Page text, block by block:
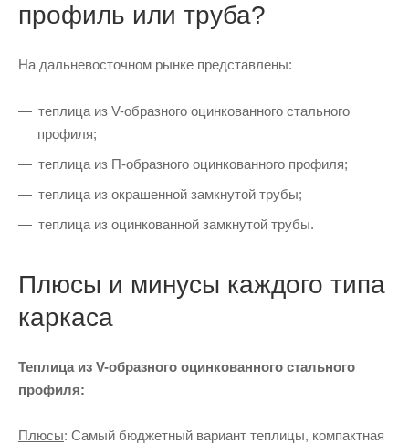
профиль или труба?
На дальневосточном рынке представлены:
теплица из V-образного оцинкованного стального
профиля;
теплица из П-образного оцинкованного профиля;
теплица из окрашенной замкнутой трубы;
теплица из оцинкованной замкнутой трубы.
Плюсы и минусы каждого типа
каркаса
Теплица из V-образного оцинкованного стального
профиля:
Плюсы: Самый бюджетный вариант теплицы, компактная